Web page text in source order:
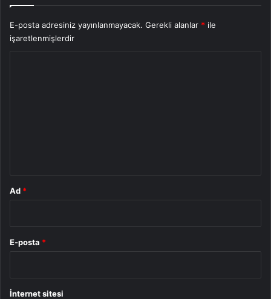
E-posta adresiniz yayınlanmayacak. Gerekli alanlar * ile
işaretlenmişlerdir
Ad *
E-posta *
İnternet sitesi